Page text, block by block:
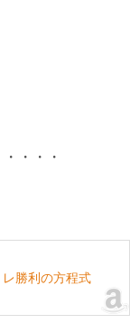
・・・
勝利の方程式